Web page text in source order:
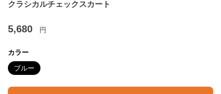
クラシカルチェックスカート
5,680 円
カラー
ブルー